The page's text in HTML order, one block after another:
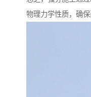
物理力学性质，确保